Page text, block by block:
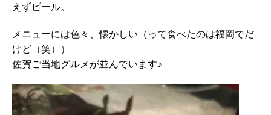
えずビール。
メニューには色々、懐かしい（って食べたのは福岡でだ
けど（笑））
佐賀ご当地グルメが並んでいます♪